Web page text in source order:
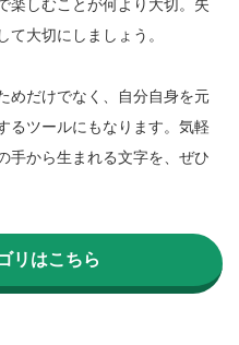
楽しむことが何より大切。失
大切にしましょう。
めだけでなく、自分自身を元
るツールにもなります。気軽
手から生まれる文字を、ぜひ
リはこちら